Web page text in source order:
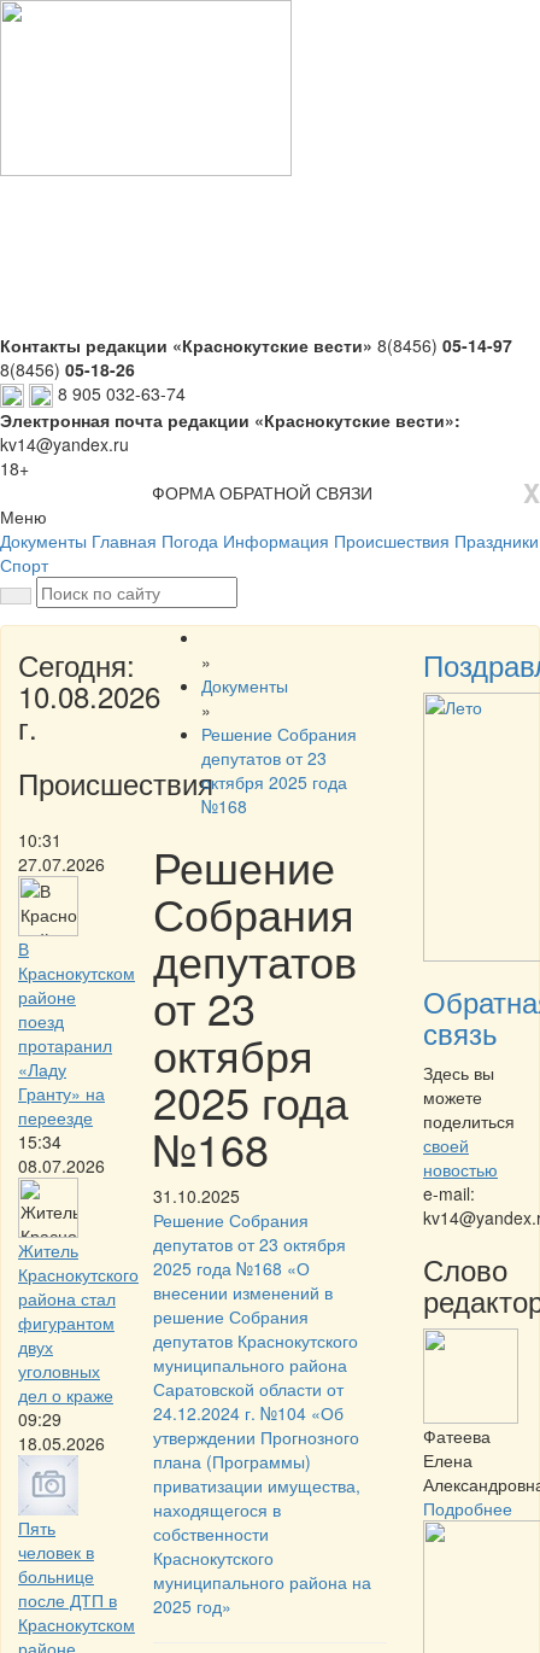
Контакты редакции «Краснокутские вести» 8(8456) 05-14-97
8(8456) 05-18-26
8 905 032-63-74
Электронная почта редакции «Краснокутские вести»:
kv14@yandex.ru
18+
X
ФОРМА ОБРАТНОЙ СВЯЗИ
Меню
Документы Главная Погода Информация Происшествия Праздники
Спорт
Сегодня:
10.08.2026
г.
Происшествия
10:31
27.07.2026
В
Краснокутском
районе
поезд
протаранил
«Ладу
Гранту» на
переезде
15:34
08.07.2026
Житель
Краснокутского
района стал
фигурантом
двух
уголовных
дел о краже
09:29
18.05.2026
Пять
человек в
больнице
после ДТП в
Краснокутском
»
Документы
»
Решение Собрания
депутатов от 23
октября 2025 года
№168
Решение
Собрания
депутатов
от 23
октября
2025 года
№168
31.10.2025
Решение Собрания
депутатов от 23 октября
2025 года №168 «О
внесении изменений в
решение Собрания
депутатов Краснокутского
муниципального района
Саратовской области от
24.12.2024 г. №104 «Об
утверждении Прогнозного
плана (Программы)
приватизации имущества,
находящегося в
собственности
Краснокутского
муниципального района на
2025 год»
связь
Здесь вы
можете
поделиться
своей
новостью
e-mail:
Слово
Фатеева
Елена
Подробнее